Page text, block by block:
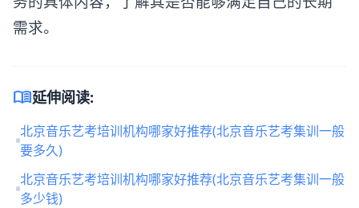
需求。
menu_book延伸阅读:
北京音乐艺考培训机构哪家好推荐(北京音乐艺考集训一般
要多久)
北京音乐艺考培训机构哪家好推荐(北京音乐艺考集训一般
多少钱)